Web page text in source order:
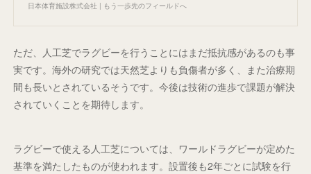
日本体育施設株式会社 | もう一歩先のフィールドへ
ただ、人工芝でラグビーを行うことにはまだ抵抗感があるのも事
実です。海外の研究では天然芝よりも負傷者が多く、また治療期
間も長いとされているそうです。今後は技術の進歩で課題が解決
されていくことを期待します。
ラグビーで使える人工芝については、ワールドラグビーが定めた
基準を満たしたものが使われます。設置後も2年ごとに試験を行